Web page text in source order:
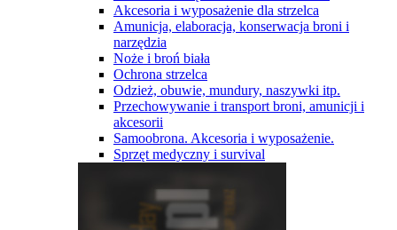
Akcesoria i wyposażenie dla strzelca
Amunicja, elaboracja, konserwacja broni i
narzędzia
Noże i broń biała
Ochrona strzelca
Odzież, obuwie, mundury, naszywki itp.
Przechowywanie i transport broni, amunicji i
akcesorii
Samoobrona. Akcesoria i wyposażenie.
Sprzęt medyczny i survival